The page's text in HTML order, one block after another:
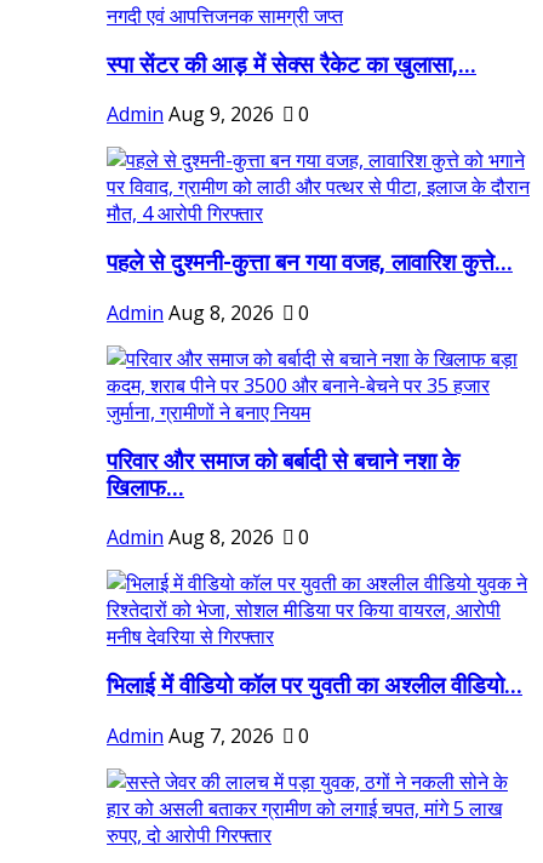
स्पा सेंटर की आड़ में सेक्स रैकेट का खुलासा,...
Admin Aug 9, 2026 0
पहले से दुश्मनी-कुत्ता बन गया वजह, लावारिश कुत्ते...
Admin Aug 8, 2026 0
परिवार और समाज को बर्बादी से बचाने नशा के
खिलाफ...
Admin Aug 8, 2026 0
भिलाई में वीडियो कॉल पर युवती का अश्लील वीडियो...
Admin Aug 7, 2026 0